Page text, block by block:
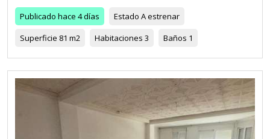
Publicado hace 4 días Estado A estrenar
Superficie 81 m2 Habitaciones 3 Baños 1